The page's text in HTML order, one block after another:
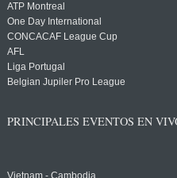
ATP Montreal
One Day International
CONCACAF League Cup
AFL
Liga Portugal
Belgian Jupiler Pro League
PRINCIPALES EVENTOS EN
Vietnam - Cambodia